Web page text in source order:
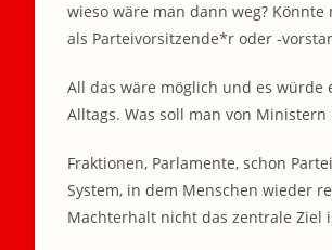
wieso wäre man dann weg?
als Parteivorsitzende*r oder -
All das wäre möglich und es
Alltags. Was soll man von
Fraktionen, Parlamente, schon
System, in dem Menschen wieder
Machterhalt nicht das zentrale Ziel